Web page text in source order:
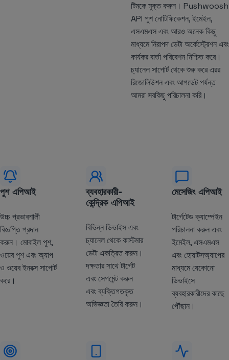
টিমকে মুক্ত করুন। Pushwoosh
API পুশ নোটিফিকেশন, ইমেইল,
এসএমএস এবং আরও অনেক কিছু
মাধ্যমে নিরাপদ ডেটা অর্কেস্ট্রেশন এবং
কার্যকর বার্তা পরিবেশন নিশ্চিত করে।
চ্যানেল সাপোর্ট থেকে শুরু করে এরর
রিজোলিউশন এবং আপডেট পর্যন্ত
আমরা সবকিছু পরিচালনা করি।
পুশ এপিআই
উচ্চ প্রভাবশালী
বিজ্ঞপ্তি প্রদান
করুন। মোবাইল পুশ,
ওয়েব পুশ এবং অ্যাপ
ও ওয়েব ইনবক্স সাপোর্ট
করে।
ব্যবহারকারী-
কেন্দ্রিক এপিআই
বিভিন্ন ডিভাইস এবং
চ্যানেল থেকে কাস্টমার
ডেটা একত্রিত করুন।
দক্ষতার সাথে টার্গেট
এবং সেগমেন্ট করুন
এবং ব্যক্তিগতকৃত
অভিজ্ঞতা তৈরি করুন।
মেসেজিং এপিআই
টার্গেটেড ক্যাম্পেইন
পরিচালনা করুন এবং
ইমেইল, এসএমএস
এবং হোয়াটসঅ্যাপের
মাধ্যমে যেকোনো
ডিভাইসে
ব্যবহারকারীদের কাছে
পৌঁছান।